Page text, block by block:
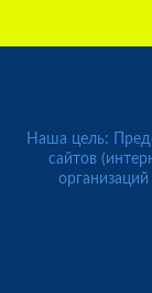
Наша цель:
сайтов